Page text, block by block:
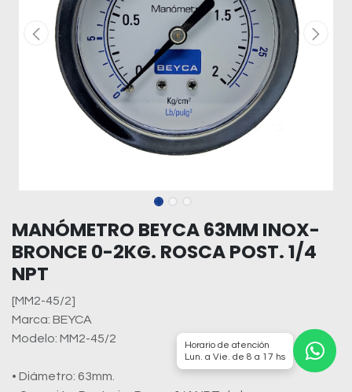
MANÓMETRO BEYCA 63MM INOX-
BRONCE 0-2KG. ROSCA POST. 1/4
NPT
[MM2-45/2]
Marca: BEYCA
Modelo: MM2-45/2
• Diámetro: 63mm.
Horario de atención
Lun. a Vie. de 8 a 17 hs